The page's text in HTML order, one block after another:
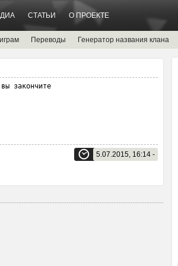
СТАТЬИ О ПРОЕКТЕ
Переводы Генератор названия клана
закончите
5.07.2015, 16:14 -